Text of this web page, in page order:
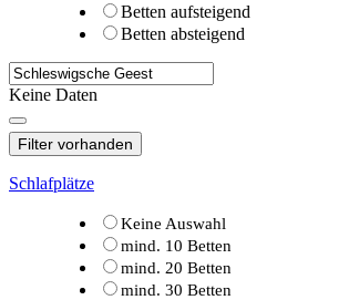
Betten aufsteigend
Betten absteigend
Keine Daten
Filter vorhanden
Schlafplätze
Keine Auswahl
mind. 10 Betten
mind. 20 Betten
mind. 30 Betten